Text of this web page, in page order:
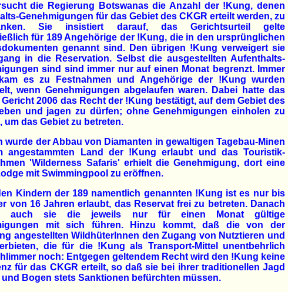
die Regierung Botswanas die Anzahl der !Kung, denen
Genehmigungen für das Gebiet des CKGR erteilt werden, zu
Sie insistiert darauf, das Gerichtsurteil gelte
für 189 Angehörige der !Kung, die in den ursprünglichen
genannt sind. Den übrigen !Kung verweigert sie
in die Reservation. Selbst die ausgestellten Aufenthalts-
sind sind immer nur auf einen Monat begrenzt. Immer
es zu Festnahmen und Angehörige der !Kung wurden
wenn Genehmigungen abgelaufen waren. Dabei hatte das
2006 das Recht der !Kung bestätigt, auf dem Gebiet des
und jagen zu dürfen; ohne Genehmigungen einholen zu
um das Gebiet zu betreten.
wurde der Abbau von Diamanten in gewaltigen Tagebau-Minen
angestammten Land der !Kung erlaubt und das Touristik-
'Wilderness Safaris' erhielt die Genehmigung, dort eine
mit Swimmingpool zu eröffnen.
Kindern der 189 namentlich genannten !Kung ist es nur bis
von 16 Jahren erlaubt, das Reservat frei zu betreten. Danach
auch sie die jeweils nur für einen Monat gültige
mit sich führen. Hinzu kommt, daß die von der
angestellten WildhüterInnen den Zugang von Nutztieren und
die für die !Kung als Transport-Mittel unentbehrlich
noch: Entgegen geltendem Recht wird den !Kung keine
für das CKGR erteilt, so daß sie bei ihrer traditionellen Jagd
und Bogen stets Sanktionen befürchten müssen.